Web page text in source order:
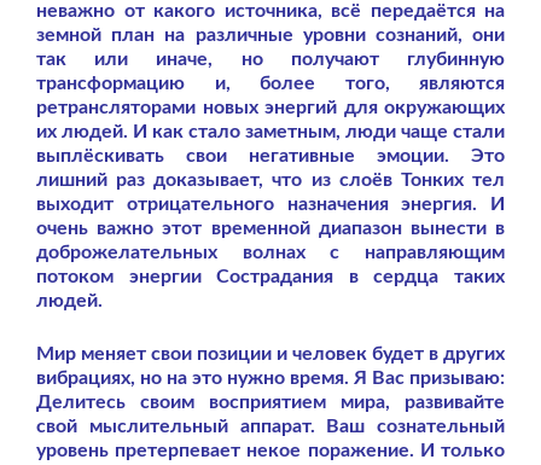
неважно от какого источника, всё передаётся на
земной план на различные уровни сознаний, они
так или иначе, но получают глубинную
трансформацию и, более того, являются
ретрансляторами новых энергий для окружающих
их людей. И как стало заметным, люди чаще стали
выплёскивать свои негативные эмоции. Это
лишний раз доказывает, что из слоёв Тонких тел
выходит отрицательного назначения энергия. И
очень важно этот временной диапазон вынести в
доброжелательных волнах с направляющим
потоком энергии Сострадания в сердца таких
людей.
Мир меняет свои позиции и человек будет в других
вибрациях, но на это нужно время. Я Вас призываю:
Делитесь своим восприятием мира, развивайте
свой мыслительный аппарат. Ваш сознательный
уровень претерпевает некое поражение. И только